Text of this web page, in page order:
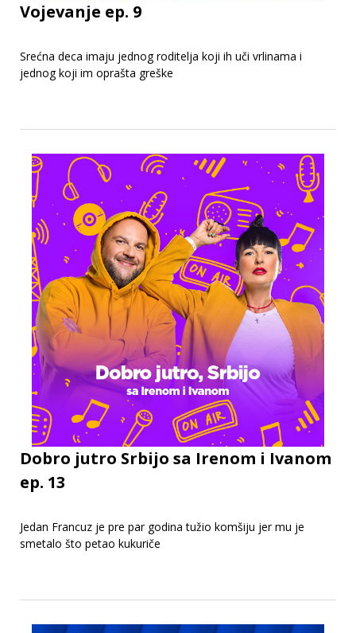
Vojevanje ep. 9
Srećna deca imaju jednog roditelja koji ih uči vrlinama i
jednog koji im oprašta greške
Dobro jutro Srbijo sa Irenom i Ivanom
ep. 13
Jedan Francuz je pre par godina tužio komšiju jer mu je
smetalo što petao kukuriče